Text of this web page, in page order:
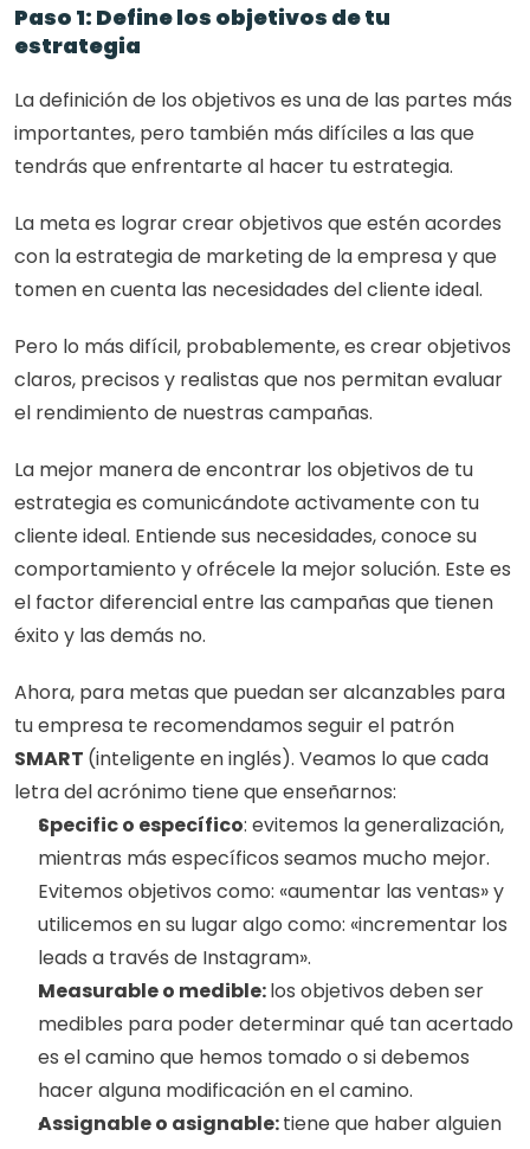
Paso 1: Define los objetivos de tu
estrategia
La definición de los objetivos es una de las partes más
importantes, pero también más difíciles a las que
tendrás que enfrentarte al hacer tu estrategia.
La meta es lograr crear objetivos que estén acordes
con la estrategia de marketing de la empresa y que
tomen en cuenta las necesidades del cliente ideal.
Pero lo más difícil, probablemente, es crear objetivos
claros, precisos y realistas que nos permitan evaluar
el rendimiento de nuestras campañas.
La mejor manera de encontrar los objetivos de tu
estrategia es comunicándote activamente con tu
cliente ideal. Entiende sus necesidades, conoce su
comportamiento y ofrécele la mejor solución. Este es
el factor diferencial entre las campañas que tienen
éxito y las demás no.
Ahora, para metas que puedan ser alcanzables para
tu empresa te recomendamos seguir el patrón
SMART (inteligente en inglés). Veamos lo que cada
letra del acrónimo tiene que enseñarnos:
Specific o específico: evitemos la generalización,
mientras más específicos seamos mucho mejor.
Evitemos objetivos como: «aumentar las ventas» y
utilicemos en su lugar algo como: «incrementar los
leads a través de Instagram».
Measurable o medible: los objetivos deben ser
medibles para poder determinar qué tan acertado
es el camino que hemos tomado o si debemos
hacer alguna modificación en el camino.
Assignable o asignable: tiene que haber alguien